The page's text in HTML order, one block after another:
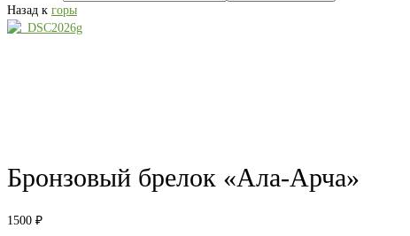
Назад к горы
Бронзовый брелок «Ала-Арча»
1500 ₽